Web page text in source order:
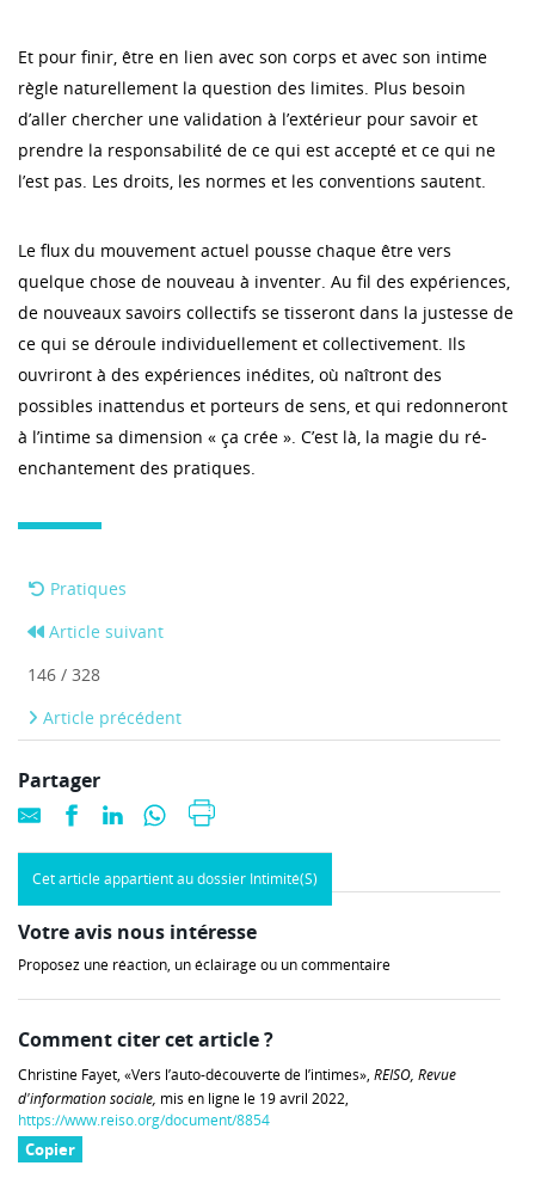
Et pour finir, être en lien avec son corps et avec son intime
règle naturellement la question des limites. Plus besoin
d’aller chercher une validation à l’extérieur pour savoir et
prendre la responsabilité de ce qui est accepté et ce qui ne
l’est pas. Les droits, les normes et les conventions sautent.
Le flux du mouvement actuel pousse chaque être vers
quelque chose de nouveau à inventer. Au fil des expériences,
de nouveaux savoirs collectifs se tisseront dans la justesse de
ce qui se déroule individuellement et collectivement. Ils
ouvriront à des expériences inédites, où naîtront des
possibles inattendus et porteurs de sens, et qui redonneront
à l’intime sa dimension « ça crée ». C’est là, la magie du ré-
enchantement des pratiques.
Pratiques
Article suivant
146 / 328
Article précédent
Partager
Cet article appartient au dossier Intimité(S)
Votre avis nous intéresse
Proposez une réaction, un éclairage ou un commentaire
Comment citer cet article ?
Christine Fayet, «Vers l’auto-découverte de l’intimes», REISO, Revue
d'information sociale, mis en ligne le 19 avril 2022,
https://www.reiso.org/document/8854
Copier